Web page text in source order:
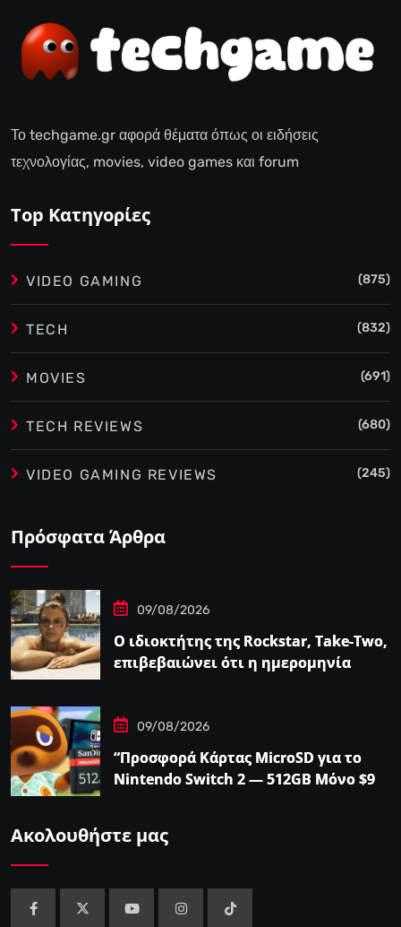
Το techgame.gr αφορά θέματα όπως οι ειδήσεις
τεχνολογίας, movies, video games και forum
Top Κατηγορίες
VIDEO GAMING (875)
TECH (832)
MOVIES (691)
TECH REVIEWS (680)
VIDEO GAMING REVIEWS (245)
Πρόσφατα Άρθρα
09/08/2026
Ο ιδιοκτήτης της Rockstar, Take-Two,
επιβεβαιώνει ότι η ημερομηνία
09/08/2026
“Προσφορά Κάρτας MicroSD για το
Nintendo Switch 2 — 512GB Μόνο $98
Ακολουθήστε μας